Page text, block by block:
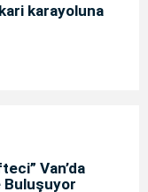
karayoluna
Van’da
Buluşuyor